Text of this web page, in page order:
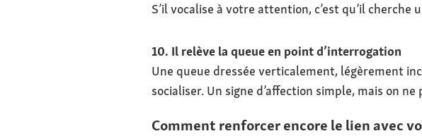
S’il vocalise à votre attention, c’est qu’il
10. Il relève la queue en point d’interrogation
Une queue dressée verticalement, légèrement
socialiser. Un signe d’affection simple, mais on
Comment renforcer encore le lien avec